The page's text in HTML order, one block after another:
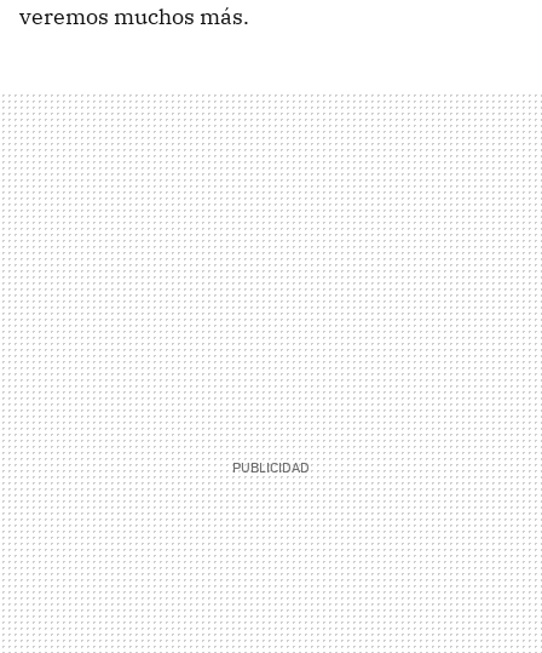
veremos muchos más.